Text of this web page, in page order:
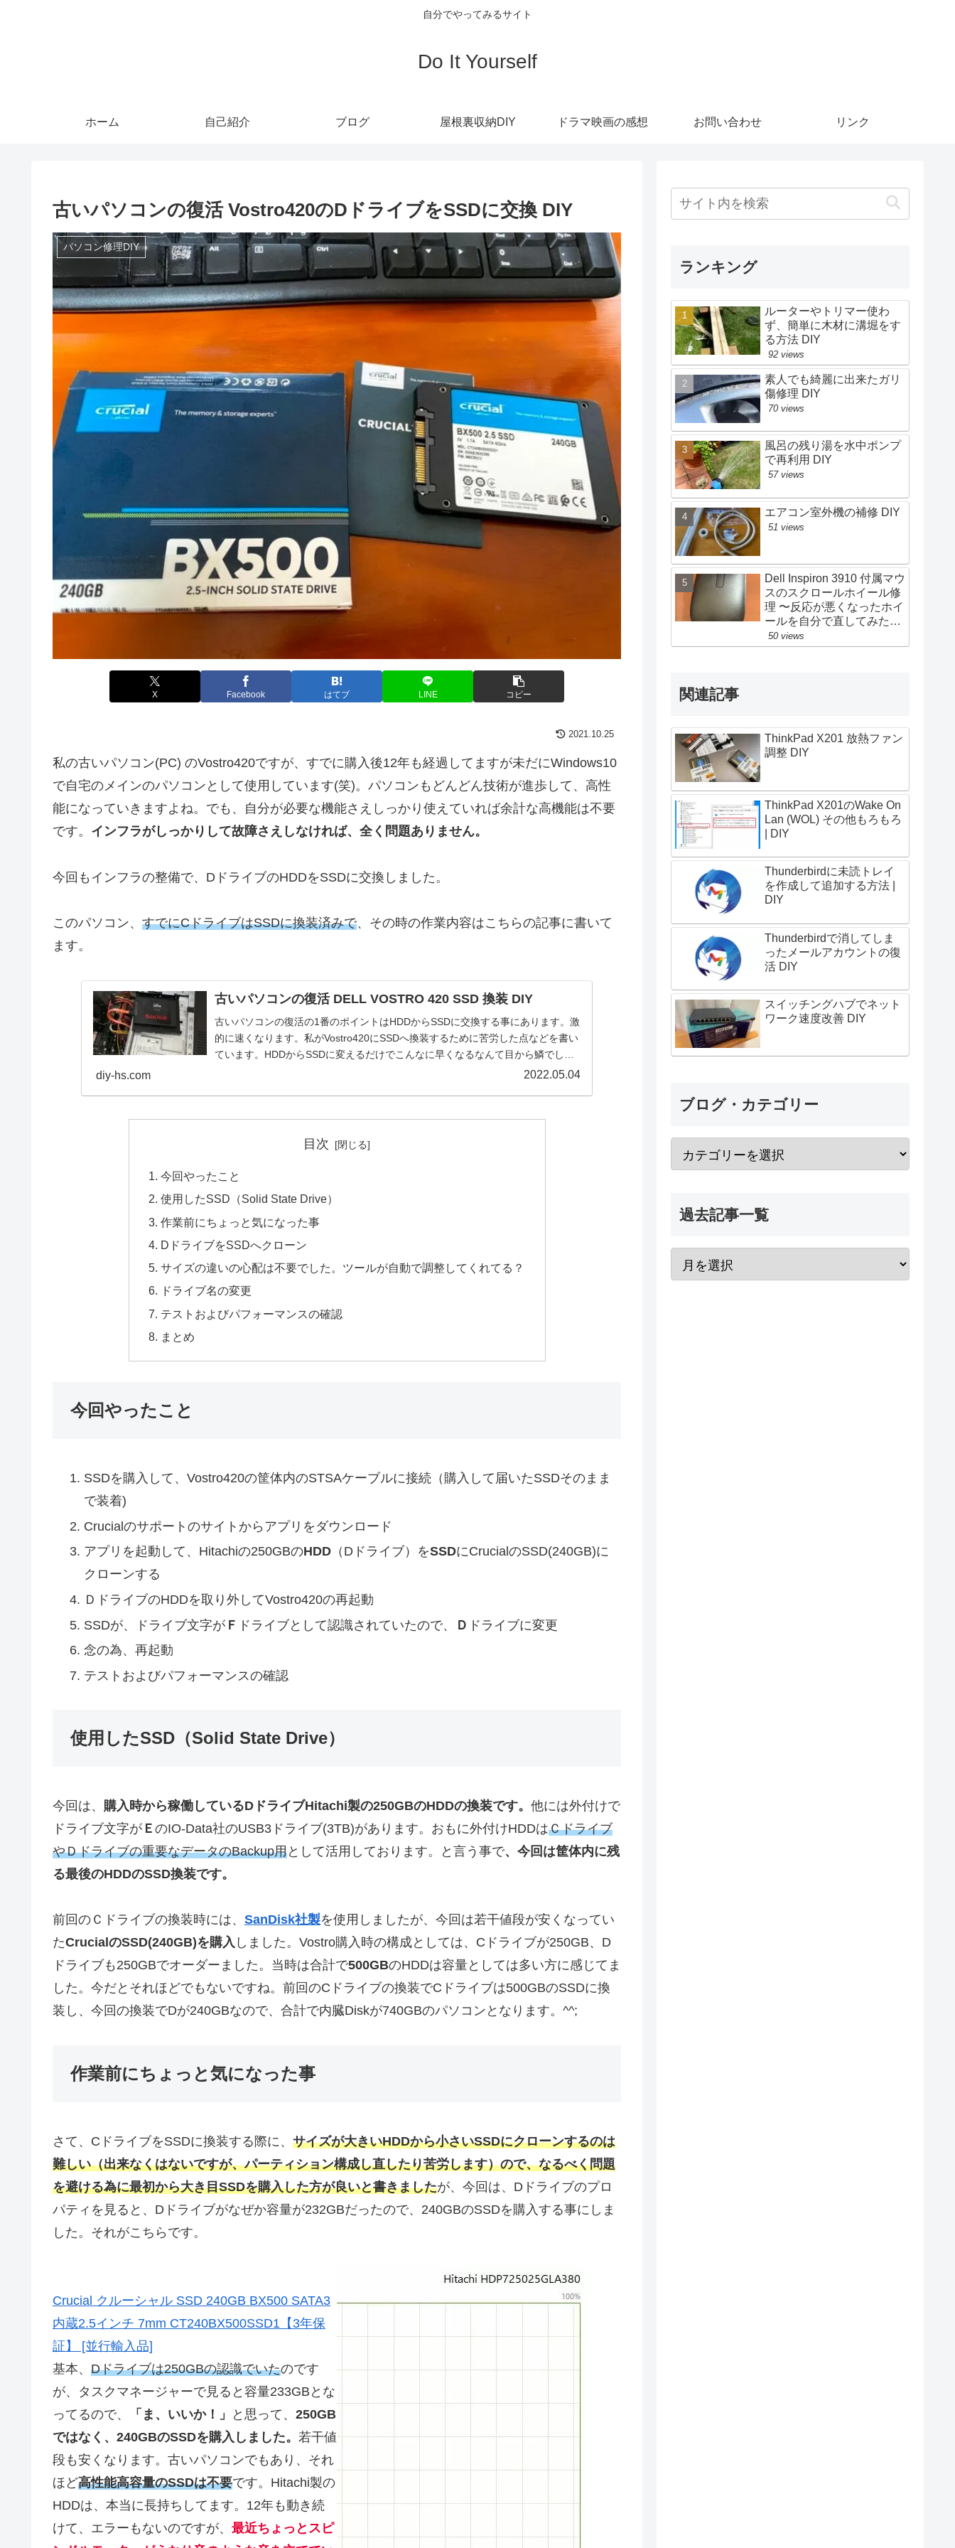
自分でやってみるサイト
Do It Yourself
ホーム 自己紹介 ブログ 屋根裏収納DIY ドラマ映画の感想 お問い合わせ リンク
古いパソコンの復活 Vostro420のDドライブをSSDに交換 DIY
パソコン修理DIY
X Facebook はてブ LINE コピー
2021.10.25
私の古いパソコン(PC) のVostro420ですが、すでに購入後12年も経過してますが未だにWindows10
で自宅のメインのパソコンとして使用しています(笑)。パソコンもどんどん技術が進歩して、高性
能になっていきますよね。でも、自分が必要な機能さえしっかり使えていれば余計な高機能は不要
です。 インフラがしっかりして故障さえしなければ、全く問題ありません。
今回もインフラの整備で、DドライブのHDDをSSDに交換しました。
このパソコン、 すでにCドライブはSSDに換装済みで、その時の作業内容はこちらの記事に書いて
ます。
古いパソコンの復活 DELL VOSTRO 420 SSD 換装 DIY
古いパソコンの復活の1番のポイントはHDDからSSDに交換する事にあります。激
的に速くなります。私がVostro420にSSDへ換装するために苦労した点などを書い
ています。HDDからSSDに変えるだけでこんなに早くなるなんて目から鱗でし
diy-hs.com 2022.05.04
目次
今回やったこと
使用したSSD（Solid State Drive）
作業前にちょっと気になった事
DドライブをSSDへクローン
サイズの違いの心配は不要でした。ツールが自動で調整してくれてる？
ドライブ名の変更
テストおよびパフォーマンスの確認
まとめ
今回やったこと
SSDを購入して、Vostro420の筐体内のSTSAケーブルに接続（購入して届いたSSDそのまま
で装着)
Crucialのサポートのサイトからアプリをダウンロード
アプリを起動して、Hitachiの250GBのHDD（Dドライブ）をSSDにCrucialのSSD(240GB)に
クローンする
ＤドライブのHDDを取り外してVostro420の再起動
SSDが、ドライブ文字がＦ ドライブとして認識されていたので、 Ｄ ドライブに変更
念の為、再起動
テストおよびパフォーマンスの確認
使用したSSD（Solid State Drive）
今回は、 購入時から稼働しているDドライブHitachi製の250GBのHDDの換装です。 他には外付けで
ドライブ文字が Ｅ のIO-Data社のUSB3ドライブ(3TB)があります。おもに外付けHDDはＣドライブ
やＤドライブの重要なデータのBackup用として活用しております。と言う事で、今回は筐体内に残
る最後のHDDのSSD換装です。
前回のＣドライブの換装時には、 SanDisk社製を使用しましたが、今回は若干値段が安くなってい
たCrucialのSSD(240GB)を購入 しました。Vostro購入時の構成としては、Cドライブが250GB、D
ドライブも250GBでオーダーました。当時は合計で500GBのHDDは容量としては多い方に感じてま
した。今だとそれほどでもないですね。前回のCドライブの換装でCドライブは500GBのSSDに換
装し、今回の換装でDが240GBなので、合計で内臓Diskが740GBのパソコンとなります。^^;
作業前にちょっと気になった事
さて、CドライブをSSDに換装する際に、 サイズが大きいHDDから小さいSSDにクローンするのは
難しい（出来なくはないですが、パーティション構成し直したり苦労します）ので、なるべく問題
を避ける為に最初から大き目SSDを購入した方が良いと書きましたが、今回は、Dドライブのプロ
パティを見ると、Dドライブがなぜか容量が232GBだったので、240GBのSSDを購入する事にしま
した。それがこちらです。
Crucial クルーシャル SSD 240GB BX500 SATA3
内蔵2.5インチ 7mm CT240BX500SSD1【3年保
証】 [並行輸入品]
基本、 Dドライブは250GBの認識でいたのです
が、タスクマネージャーで見ると容量233GBとな
ってるので、
「ま、いいか！」 と思って、 250GB
ではなく、240GBのSSDを購入しました。 若干値
段も安くなります。古いパソコンでもあり、それ
ほど高性能高容量のSSDは不要です。Hitachi製の
HDDは、本当に長持ちしてます。12年も動き続
けて、エラーもないのですが、 最近ちょっとスピ
ランキング
ルーターやトリマー使わ
ず、簡単に木材に溝堀をす
る方法 DIY
92 views
素人でも綺麗に出来たガリ
傷修理 DIY
70 views
風呂の残り湯を水中ポンプ
で再利用 DIY
57 views
エアコン室外機の補修 DIY
51 views
Dell Inspiron 3910 付属マウ
スのスクロールホイール修
理 〜反応が悪くなったホイ
ールを自分で直してみた〜
| DIY
50 views
関連記事
ThinkPad X201 放熱ファン
調整 DIY
ThinkPad X201のWake On
Lan (WOL) その他もろもろ
| DIY
Thunderbirdに未読トレイ
を作成して追加する方法 |
DIY
Thunderbirdで消してしま
ったメールアカウントの復
活 DIY
スイッチングハブでネット
ワーク速度改善 DIY
ブログ・カテゴリー
過去記事一覧